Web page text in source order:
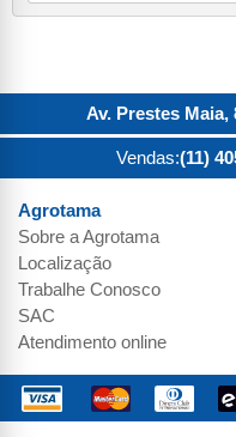
Av. Prestes Maia,
Vendas:(11)
Agrotama
Sobre aAgrotama
Localização
Trabalhe Conosco
SAC
Atendimento online